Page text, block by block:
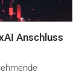
Anschluss